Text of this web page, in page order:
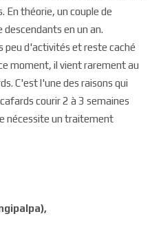
En théorie, un couple de
en un an.
peu d'activités et reste caché
moment, il vient rarement au
C'est l'une des raisons qui
courir 2 à 3 semaines
nécessite un traitement